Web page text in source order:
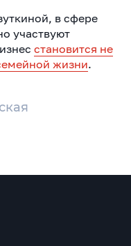
в сфере
участвуют
становится не
жизни.